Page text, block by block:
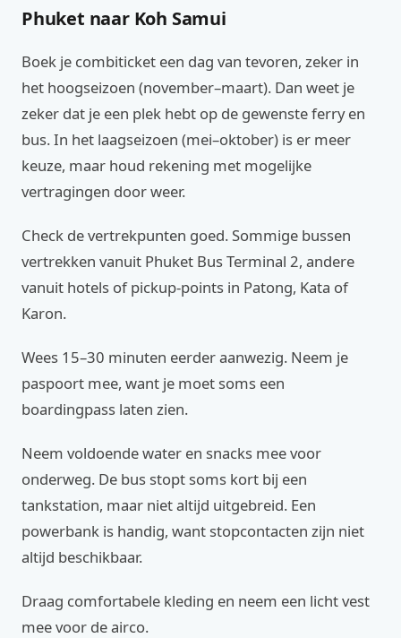
Phuket naar Koh Samui
Boek je combiticket een dag van tevoren, zeker in
het hoogseizoen (november–maart). Dan weet je
zeker dat je een plek hebt op de gewenste ferry en
bus. In het laagseizoen (mei–oktober) is er meer
keuze, maar houd rekening met mogelijke
vertragingen door weer.
Check de vertrekpunten goed. Sommige bussen
vertrekken vanuit Phuket Bus Terminal 2, andere
vanuit hotels of pickup-points in Patong, Kata of
Karon.
Wees 15–30 minuten eerder aanwezig. Neem je
paspoort mee, want je moet soms een
boardingpass laten zien.
Neem voldoende water en snacks mee voor
onderweg. De bus stopt soms kort bij een
tankstation, maar niet altijd uitgebreid. Een
powerbank is handig, want stopcontacten zijn niet
altijd beschikbaar.
Draag comfortabele kleding en neem een licht vest
mee voor de airco.